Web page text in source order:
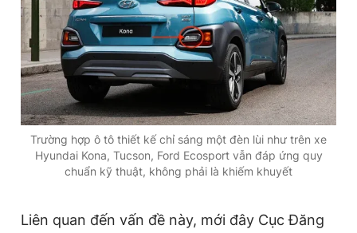
Trường hợp ô tô thiết kế chỉ sáng một đèn lùi như trên xe
Hyundai Kona, Tucson, Ford Ecosport vẫn đáp ứng quy
chuẩn kỹ thuật, không phải là khiếm khuyết
Liên quan đến vấn đề này, mới đây Cục Đăng